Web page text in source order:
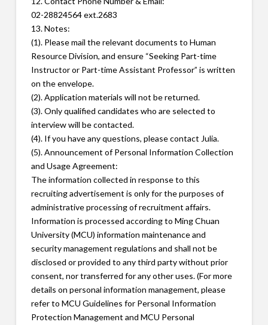
02-28824564 ext.2683
13. Notes:
(1). Please mail the relevant documents to Human
Resource Division, and ensure “Seeking Part-time
Instructor or Part-time Assistant Professor” is written
on the envelope.
(2). Application materials will not be returned.
(3). Only qualified candidates who are selected to
interview will becontacted.
(4). If you have any questions, please contact Julia.
(5). Announcement of Personal Information Collection
and UsageAgreement:
The information collected in response to this
recruiting advertisement is only for the purposes of
administrative processing of recruitment affairs.
Information is processed according to Ming Chuan
University (MCU) information maintenance and
security management regulations and shall not be
disclosed or provided to any third party without prior
consent, nortransferred for any other uses. (For more
details on personal information management, please
refer to MCU Guidelines for Personal Information
Protection Management and MCU Personal